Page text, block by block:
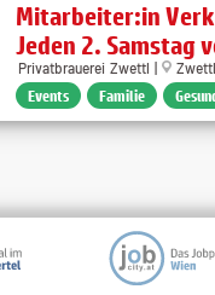
Mitarbeiter:in
Jeden 2. Samstag
Privatbrauerei Zwettl |
Events Familie